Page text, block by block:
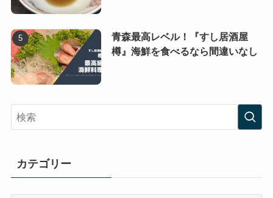
青森最高レベル！『すし居酒屋
樽』海鮮を食べるなら間違いなし
カテゴリー